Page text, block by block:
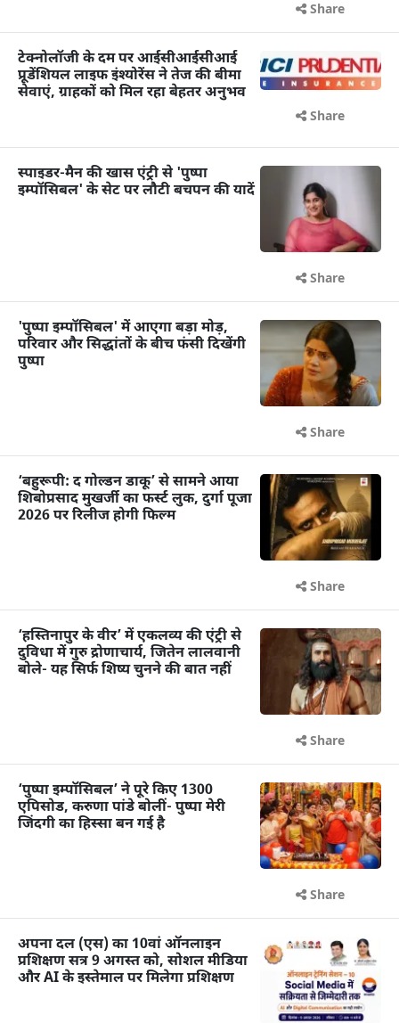
Share
टेक्नोलॉजी के दम पर आईसीआईसीआई
प्रूडेंशियल लाइफ इंश्योरेंस ने तेज की बीमा
सेवाएं, ग्राहकों को मिल रहा बेहतर अनुभव
Share
स्पाइडर-मैन की खास एंट्री से 'पुष्पा
इम्पॉसिबल' के सेट पर लौटी बचपन की यादें
Share
'पुष्पा इम्पॉसिबल' में आएगा बड़ा मोड़,
परिवार और सिद्धांतों के बीच फंसी दिखेंगी
पुष्पा
Share
‘बहुरूपी: द गोल्डन डाकू’ से सामने आया
शिबोप्रसाद मुखर्जी का फर्स्ट लुक, दुर्गा पूजा
2026 पर रिलीज होगी फिल्म
Share
‘हस्तिनापुर के वीर’ में एकलव्य की एंट्री से
दुविधा में गुरु द्रोणाचार्य, जितेन लालवानी
बोले- यह सिर्फ शिष्य चुनने की बात नहीं
Share
‘पुष्पा इम्पॉसिबल’ ने पूरे किए 1300
एपिसोड, करुणा पांडे बोलीं- पुष्पा मेरी
जिंदगी का हिस्सा बन गई है
Share
अपना दल (एस) का 10वां ऑनलाइन
प्रशिक्षण सत्र 9 अगस्त को, सोशल मीडिया
और AI के इस्तेमाल पर मिलेगा प्रशिक्षण